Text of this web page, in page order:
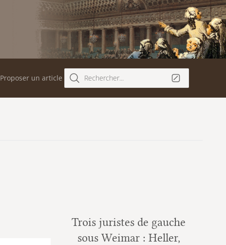
Proposer un article Rechercher...
Trois juristes de gauche
sous Weimar : Heller,